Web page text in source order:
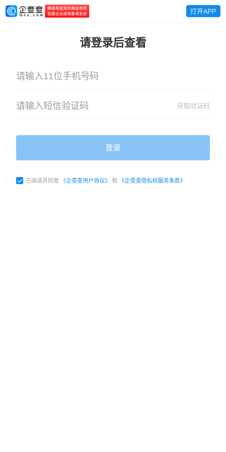
请登录后查看
获取验证码
登录
已阅读并同意 《企查查用户协议》 和 《企查查隐私权服务条款》